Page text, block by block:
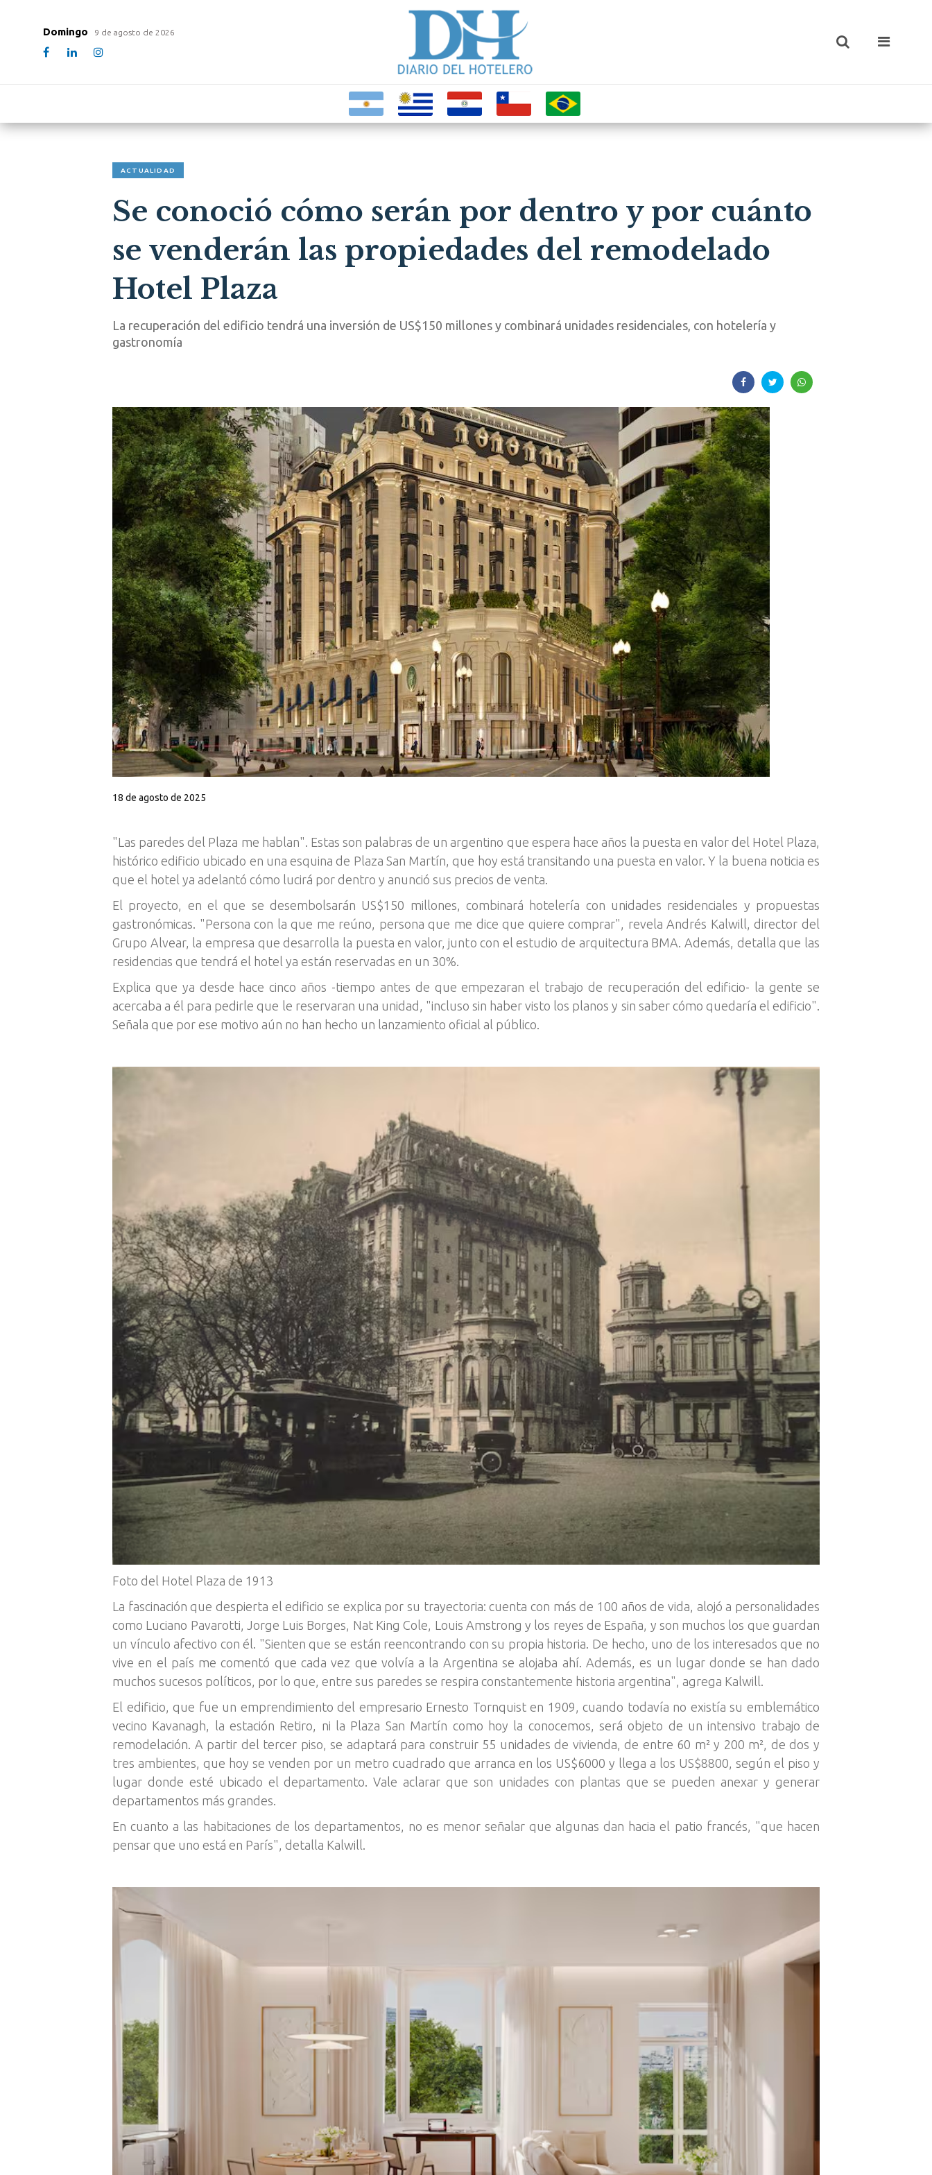
Domingo 9 de agosto de 2026
ACTUALIDAD
Se conoció cómo serán por dentro y por cuánto
se venderán las propiedades del remodelado
Hotel Plaza
La recuperación del edificio tendrá una inversión de US$150 millones y combinará unidades residenciales, con hotelería y
gastronomía
18 de agosto de 2025
"Las paredes del Plaza me hablan". Estas son palabras de un argentino que espera hace años la puesta en valor del Hotel Plaza,
histórico edificio ubicado en una esquina de Plaza San Martín, que hoy está transitando una puesta en valor. Y la buena noticia es
que el hotel ya adelantó cómo lucirá por dentro y anunció sus precios de venta.
El proyecto, en el que se desembolsarán US$150 millones, combinará hotelería con unidades residenciales y propuestas
gastronómicas. "Persona con la que me reúno, persona que me dice que quiere comprar", revela Andrés Kalwill, director del
Grupo Alvear, la empresa que desarrolla la puesta en valor, junto con el estudio de arquitectura BMA. Además, detalla que las
residencias que tendrá el hotel ya están reservadas en un 30%.
Explica que ya desde hace cinco años -tiempo antes de que empezaran el trabajo de recuperación del edificio- la gente se
acercaba a él para pedirle que le reservaran una unidad, "incluso sin haber visto los planos y sin saber cómo quedaría el edificio".
Señala que por ese motivo aún no han hecho un lanzamiento oficial al público.
Foto del Hotel Plaza de 1913
La fascinación que despierta el edificio se explica por su trayectoria: cuenta con más de 100 años de vida, alojó a personalidades
como Luciano Pavarotti, Jorge Luis Borges, Nat King Cole, Louis Amstrong y los reyes de España, y son muchos los que guardan
un vínculo afectivo con él. "Sienten que se están reencontrando con su propia historia. De hecho, uno de los interesados que no
vive en el país me comentó que cada vez que volvía a la Argentina se alojaba ahí. Además, es un lugar donde se han dado
muchos sucesos políticos, por lo que, entre sus paredes se respira constantemente historia argentina", agrega Kalwill.
El edificio, que fue un emprendimiento del empresario Ernesto Tornquist en 1909, cuando todavía no existía su emblemático
vecino Kavanagh, la estación Retiro, ni la Plaza San Martín como hoy la conocemos, será objeto de un intensivo trabajo de
remodelación. A partir del tercer piso, se adaptará para construir 55 unidades de vivienda, de entre 60 m² y 200 m², de dos y
tres ambientes, que hoy se venden por un metro cuadrado que arranca en los US$6000 y llega a los US$8800, según el piso y
lugar donde esté ubicado el departamento. Vale aclarar que son unidades con plantas que se pueden anexar y generar
departamentos más grandes.
En cuanto a las habitaciones de los departamentos, no es menor señalar que algunas dan hacia el patio francés, "que hacen
pensar que uno está en París", detalla Kalwill.